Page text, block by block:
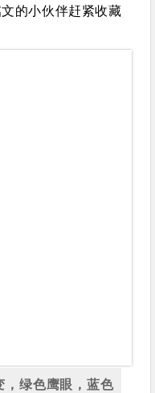
的小伙伴赶紧收藏
，绿色鹰眼，蓝色